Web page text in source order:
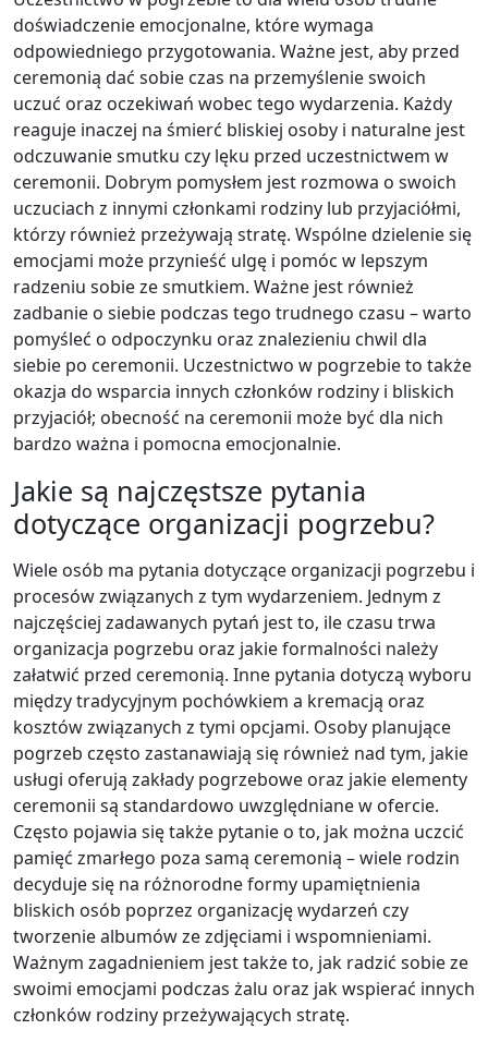
doświadczenie emocjonalne, które wymaga
odpowiedniego przygotowania. Ważne jest, aby przed
ceremonią dać sobie czas na przemyślenie swoich
uczuć oraz oczekiwań wobec tego wydarzenia. Każdy
reaguje inaczej na śmierć bliskiej osoby i naturalne jest
odczuwanie smutku czy lęku przed uczestnictwem w
ceremonii. Dobrym pomysłem jest rozmowa o swoich
uczuciach z innymi członkami rodziny lub przyjaciółmi,
którzy również przeżywają stratę. Wspólne dzielenie się
emocjami może przynieść ulgę i pomóc w lepszym
radzeniu sobie ze smutkiem. Ważne jest również
zadbanie o siebie podczas tego trudnego czasu – warto
pomyśleć o odpoczynku oraz znalezieniu chwil dla
siebie po ceremonii. Uczestnictwo w pogrzebie to także
okazja do wsparcia innych członków rodziny i bliskich
przyjaciół; obecność na ceremonii może być dla nich
bardzo ważna i pomocna emocjonalnie.
Jakie są najczęstsze pytania
dotyczące organizacji pogrzebu?
Wiele osób ma pytania dotyczące organizacji pogrzebu i
procesów związanych z tym wydarzeniem. Jednym z
najczęściej zadawanych pytań jest to, ile czasu trwa
organizacja pogrzebu oraz jakie formalności należy
załatwić przed ceremonią. Inne pytania dotyczą wyboru
między tradycyjnym pochówkiem a kremacją oraz
kosztów związanych z tymi opcjami. Osoby planujące
pogrzeb często zastanawiają się również nad tym, jakie
usługi oferują zakłady pogrzebowe oraz jakie elementy
ceremonii są standardowo uwzględniane w ofercie.
Często pojawia się także pytanie o to, jak można uczcić
pamięć zmarłego poza samą ceremonią – wiele rodzin
decyduje się na różnorodne formy upamiętnienia
bliskich osób poprzez organizację wydarzeń czy
tworzenie albumów ze zdjęciami i wspomnieniami.
Ważnym zagadnieniem jest także to, jak radzić sobie ze
swoimi emocjami podczas żalu oraz jak wspierać innych
członków rodziny przeżywających stratę.